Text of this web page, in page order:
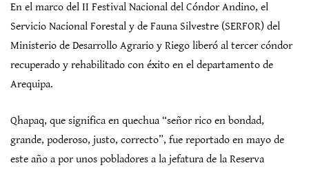
En el marco del II Festival Nacional del Cóndor Andino, el
Servicio Nacional Forestal y de Fauna Silvestre (SERFOR) del
Ministerio de Desarrollo Agrario y Riego liberó al tercer cóndor
recuperado y rehabilitado con éxito en el departamento de
Arequipa.
Qhapaq, que significa en quechua “señor rico en bondad,
grande, poderoso, justo, correcto”, fue reportado en mayo de
este año a por unos pobladores a la jefatura de la Reserva